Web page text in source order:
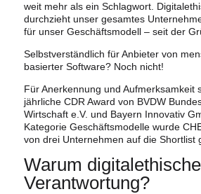
weit mehr als ein Schlagwort.
durchzieht unser gesamtes
für unser Geschäftsmodell – seit der
Selbstverständlich für Anbieter von
basierter Software? Noch nicht!
Für Anerkennung und Aufmerksamkeit
jährliche CDR Award von BVDW
Wirtschaft e.V. und Bayern Innovativ
Kategorie Geschäftsmodelle wurde
von drei Unternehmen auf die Shortlist
Warum digitalethische
Verantwortung?